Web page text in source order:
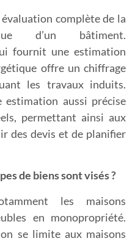
complète de la
d’un bâtiment.
fournit une estimation
offre un chiffrage
les travaux induits.
estimation aussi précise
permettant ainsi aux
des devis et de planifier
de biens sont visés ?
les maisons
en monopropriété.
se limite aux maisons